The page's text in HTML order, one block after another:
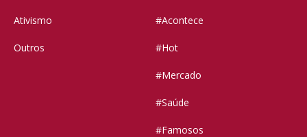
Ativismo
Outros
#Acontece
#Hot
#Mercado
#Saúde
#Famosos